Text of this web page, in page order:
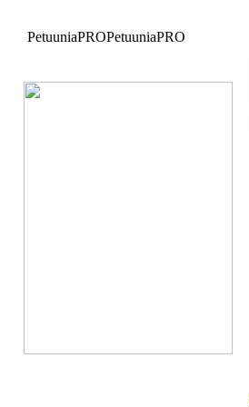
PetuuniaPROPetuuniaPRO